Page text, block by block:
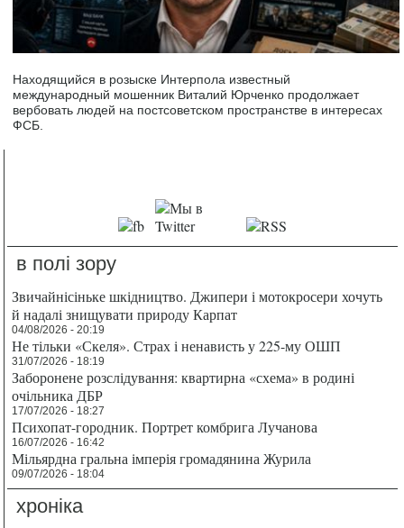
Находящийся в розыске Интерпола известный
международный мошенник Виталий Юрченко продолжает
вербовать людей на постсоветском пространстве в интересах
ФСБ.
в полі зору
Звичайнісіньке шкідництво. Джипери і мотокросери хочуть
й надалі знищувати природу Карпат
04/08/2026 - 20:19
Не тільки «Скеля». Страх і ненависть у 225-му ОШП
31/07/2026 - 18:19
Заборонене розслідування: квартирна «схема» в родині
очільника ДБР
17/07/2026 - 18:27
Психопат-городник. Портрет комбрига Лучанова
16/07/2026 - 16:42
Мільярдна гральна імперія громадянина Журила
09/07/2026 - 18:04
хроніка